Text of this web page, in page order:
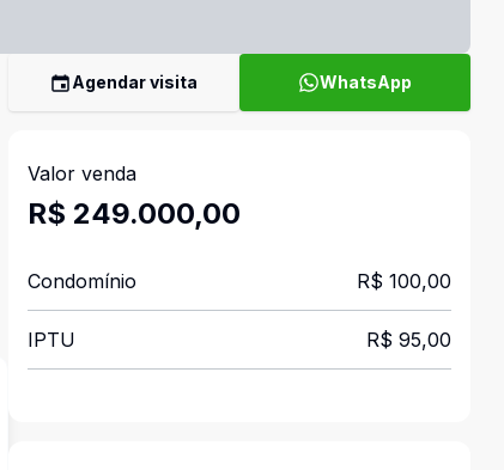
Agendar visita WhatsApp
Valor venda
R$ 249.000,00
Condomínio R$ 100,00
IPTU R$ 95,00